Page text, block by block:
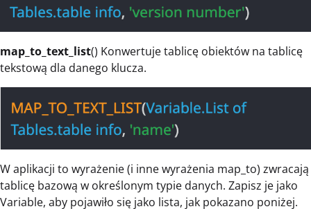
map_to_text_list() Konwertuje tablicę obiektów na tablicę
tekstową dla danego klucza.
W aplikacji to wyrażenie (i inne wyrażenia map_to) zwracają
tablicę bazową w określonym typie danych. Zapisz je jako
Variable, aby pojawiło się jako lista, jak pokazano poniżej.